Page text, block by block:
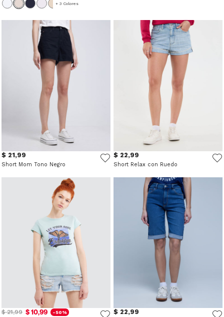
+ 3 Colores
$ 21,99
Short Mom Tono Negro
$ 22,99
Short Relax con Ruedo
$ 21,99 $ 10,99 -50% $ 22,99